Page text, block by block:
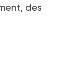
des